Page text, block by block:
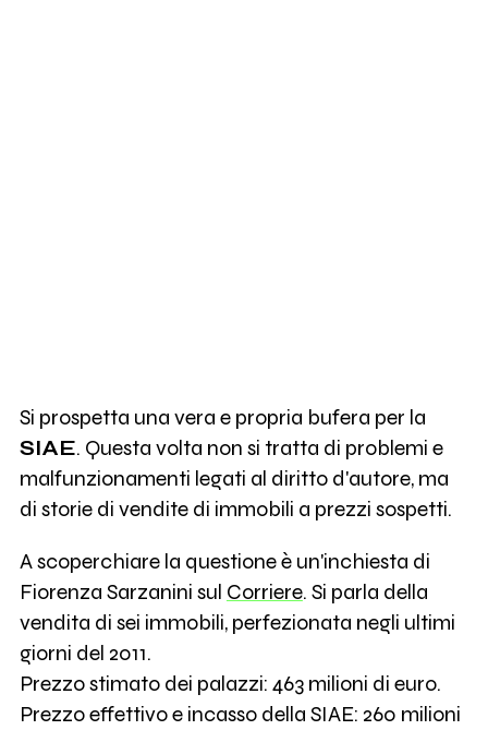
Si prospetta una vera e propria bufera per la
SIAE. Questa volta non si tratta di problemi e
malfunzionamenti legati al diritto d'autore, ma
di storie di vendite di immobili a prezzi sospetti.
A scoperchiare la questione è un'inchiesta di
Fiorenza Sarzanini sul Corriere. Si parla della
vendita di sei immobili, perfezionata negli ultimi
giorni del 2011.
Prezzo stimato dei palazzi: 463 milioni di euro.
Prezzo effettivo e incasso della SIAE: 260 milioni